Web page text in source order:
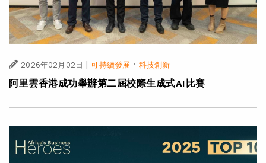
2026年02月02日 | 可持續發展 · 科技創新
阿里雲香港成功舉辦第二屆校際生成式AI比賽